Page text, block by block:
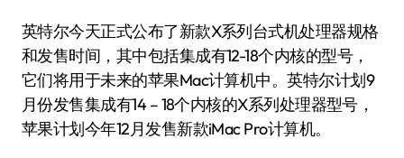
英特尔今天正式公布了新款X系列台式机处理器规格
和发售时间，其中包括集成有12-18个内核的型号，
它们将用于未来的苹果Mac计算机中。英特尔计划9
月份发售集成有14 – 18个内核的X系列处理器型号，
苹果计划今年12月发售新款iMac Pro计算机。